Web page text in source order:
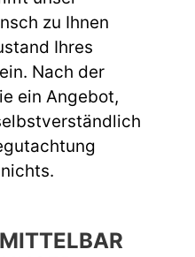
zu Ihnen
Ihres
Nach der
ein Angebot,